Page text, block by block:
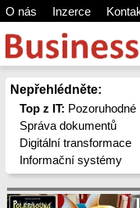
O nás Inzerce
Nepřehlédněte:
Top z IT:
Správa dokumentů
Digitální transformace
Informační systémy